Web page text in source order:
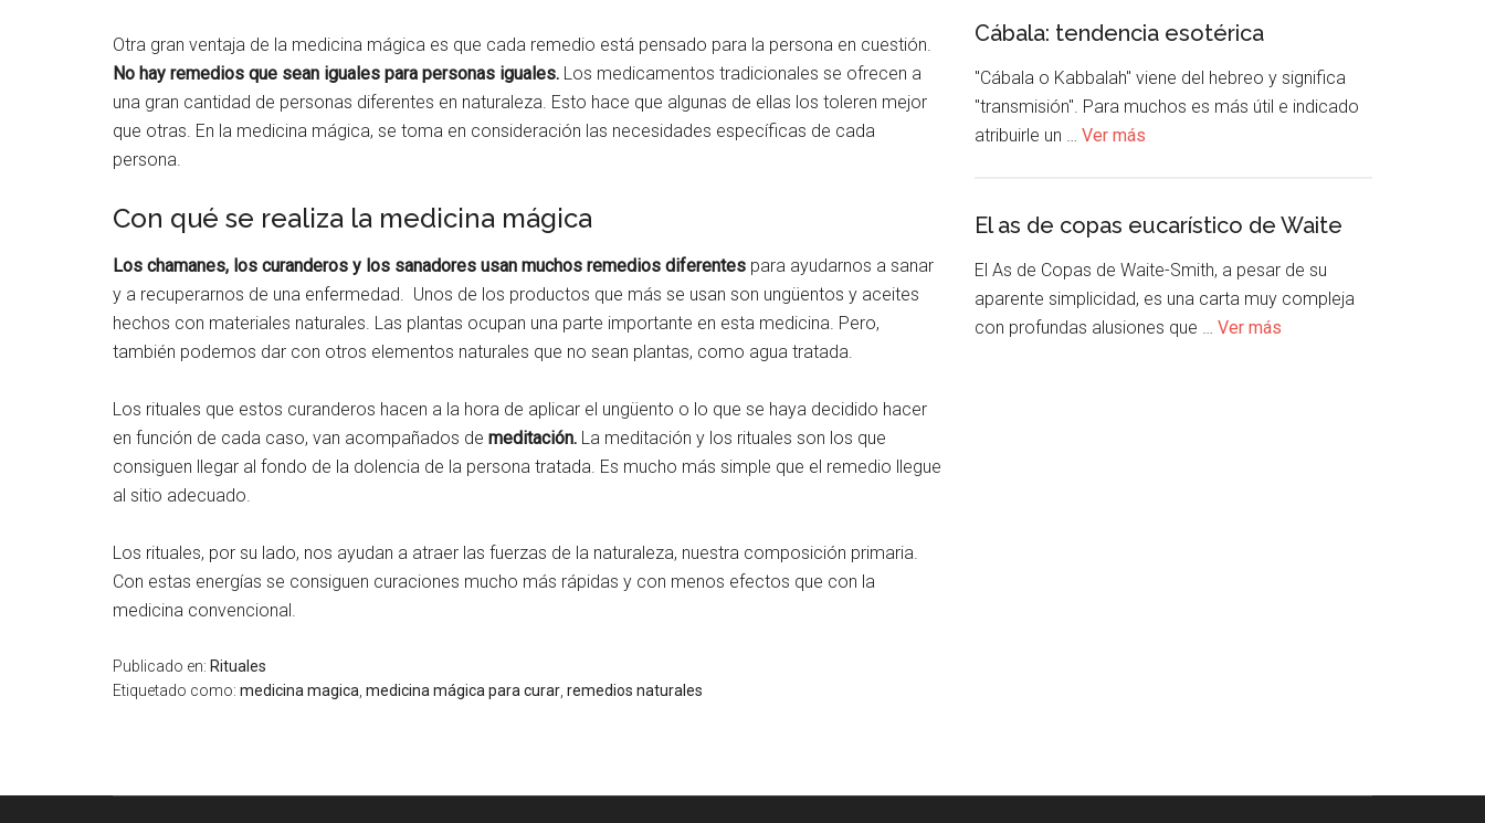
Otra gran ventaja de la medicina mágica es que cada remedio está pensado para la persona en cuestión.
No hay remedios que sean iguales para personas iguales. Los medicamentos tradicionales se ofrecen a
una gran cantidad de personas diferentes en naturaleza. Esto hace que algunas de ellas los toleren mejor
que otras. En la medicina mágica, se toma en consideración las necesidades específicas de cada
persona.
Con qué se realiza la medicina mágica
Los chamanes, los curanderos y los sanadores usan muchos remedios diferentes para ayudarnos a sanar
y a recuperarnos de una enfermedad. Unos de los productos que más se usan son ungüentos y aceites
hechos con materiales naturales. Las plantas ocupan una parte importante en esta medicina. Pero,
también podemos dar con otros elementos naturales que no sean plantas, como agua tratada.
Los rituales que estos curanderos hacen a la hora de aplicar el ungüento o lo que se haya decidido hacer
en función de cada caso, van acompañados de meditación. La meditación y los rituales son los que
consiguen llegar al fondo de la dolencia de la persona tratada. Es mucho más simple que el remedio llegue
al sitio adecuado.
Los rituales, por su lado, nos ayudan a atraer las fuerzas de la naturaleza, nuestra composición primaria.
Con estas energías se consiguen curaciones mucho más rápidas y con menos efectos que con la
medicina convencional.
Publicado en: Rituales
Etiquetado como: medicina magica medicina mágica para curar remedios naturales
Cábala: tendencia esotérica
"Cábala o Kabbalah" viene del hebreo y significa
"transmisión". Para muchos es más útil e indicado
atribuirle un … Ver más
El as de copas eucarístico de Waite
El As de Copas de Waite-Smith, a pesar de su
aparente simplicidad, es una carta muy compleja
con profundas alusiones que … Ver más